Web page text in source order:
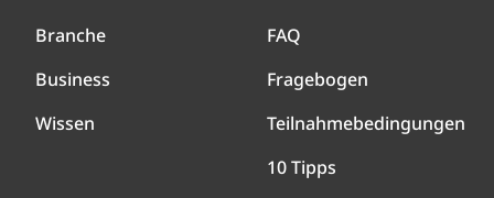
Branche
Business
Wissen
FAQ
Fragebogen
Teilnahmebedingungen
10 Tipps